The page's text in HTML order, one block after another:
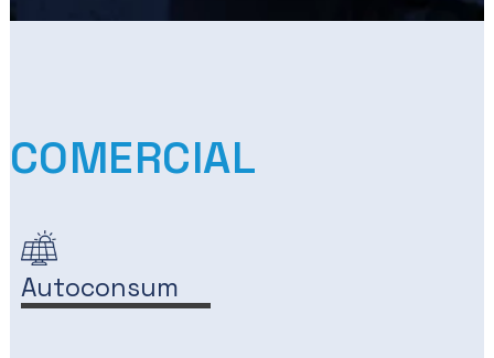
COMERCIAL
Autoconsum